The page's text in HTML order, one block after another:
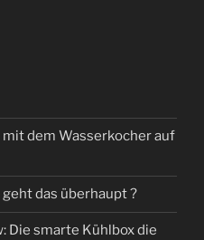
dem Wasserkocher auf
das überhaupt ?
Die smarte Kühlbox die